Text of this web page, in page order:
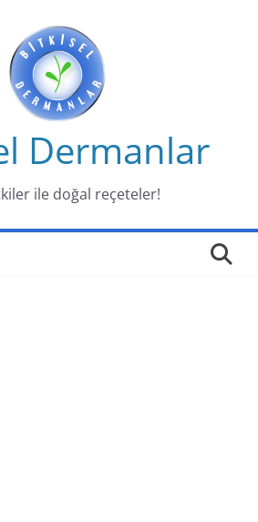
Dermanlar
ile doğal reçeteler!